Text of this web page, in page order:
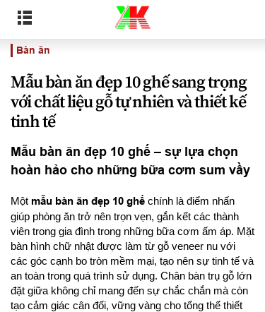
Bàn ăn
Mẫu bàn ăn đẹp 10 ghế sang trọng
với chất liệu gỗ tự nhiên và thiết kế
tinh tế
Mẫu bàn ăn đẹp 10 ghế – sự lựa chọn
hoàn hảo cho những bữa cơm sum vầy
Một mẫu bàn ăn đẹp 10 ghế chính là điểm nhấn
giúp phòng ăn trở nên trọn vẹn, gắn kết các thành
viên trong gia đình trong những bữa cơm ấm áp. Mặt
bàn hình chữ nhật được làm từ gỗ veneer nu với
các góc cạnh bo tròn mềm mại, tạo nên sự tinh tế và
an toàn trong quá trình sử dụng. Chân bàn trụ gỗ lớn
đặt giữa không chỉ mang đến sự chắc chắn mà còn
tạo cảm giác cân đối, vững vàng cho tổng thể thiết